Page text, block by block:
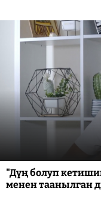
"Дүң болуп
менен таанылган